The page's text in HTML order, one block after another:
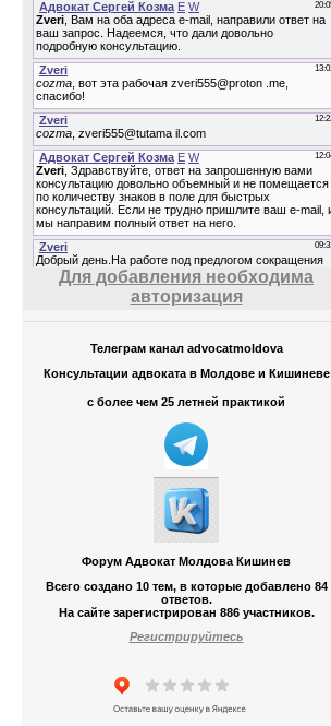
Для добавления необходима
авторизация
Телеграм канал advocatmoldova
Консультации адвоката в Молдове и Кишиневе
с более чем 25 летней практикой
Форум Адвокат Молдова Кишинев
Всего создано 10 тем, в которые добавлено 84
ответов.
На сайте зарегистрирован 886 участников.
Регистрируйтесь